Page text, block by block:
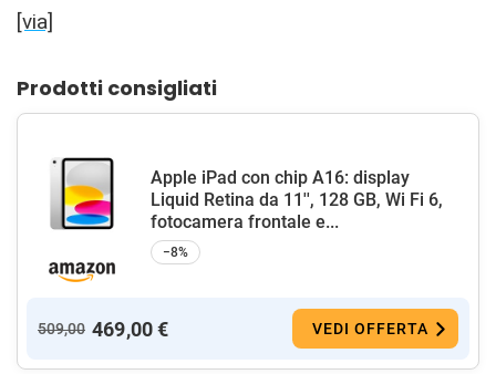
[via]
Prodotti consigliati
Apple iPad con chip A16: display
Liquid Retina da 11'', 128 GB, Wi Fi 6,
fotocamera frontale e...
−8%
509,00 469,00 € VEDI OFFERTA